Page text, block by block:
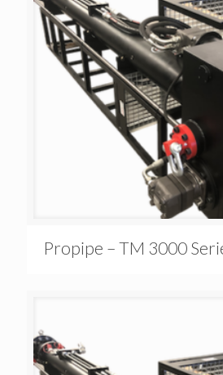
Propipe – TM 3000